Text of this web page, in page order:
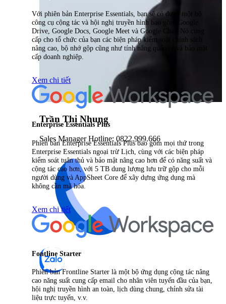
Trần Thị Nhung
Sales Manager Hotline: 0822.999.666
Với phiên bản Enterprise Essentials, bạn sẽ có được một bộ
công cụ cộng tác và hội nghị truyền hình bao gồm Google
Drive, Google Docs, Google Meet và Google Chat. Nó cung
cấp cho tổ chức của bạn các biện pháp kiểm soát chính sách
nâng cao, bộ nhớ gộp cũng như tính năng quản lý và bảo mật
cấp doanh nghiệp.
Xem chi tiết
Enterprise Essentials Plus
Phiên bản Enterprise Essentials Plus bao gồm mọi thứ trong
Enterprise Essentials ngoại trừ Lịch, cùng với các biện pháp
kiểm soát tuân thủ và bảo mật nâng cao hơn để có năng suất và
cộng tác cao hơn, với 5 TB dung lượng lưu trữ gộp cho mỗi
người dùng và AppSheet Core để xây dựng ứng dụng mà
không cần mã hóa.
Xem chi tiết
Fontline Starter
Phiên bản Frontline Starter là một bộ ứng dụng cộng tác nâng
cao năng suất cung cấp email cho nhân viên tuyến đầu của bạn,
hội nghị truyền hình an toàn, lịch dùng chung, chỉnh sửa tài
liệu trực tuyến, v.v.